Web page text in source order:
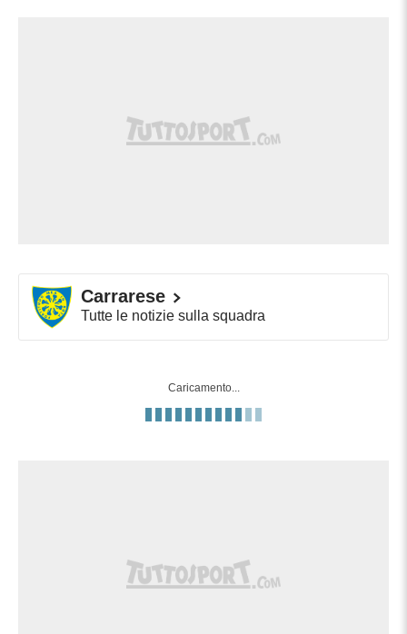
Carrarese
Tutte le notizie sulla squadra
Caricamento...